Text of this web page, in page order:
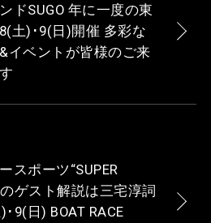
ドSUGO 年に⼀度の東
⼟)･9(⽇)開催 多彩な
イベントが皆様のご来
スポーツ“SUPER
ゲスト解説は三宅淳詞
9(⽇) BOAT RACE